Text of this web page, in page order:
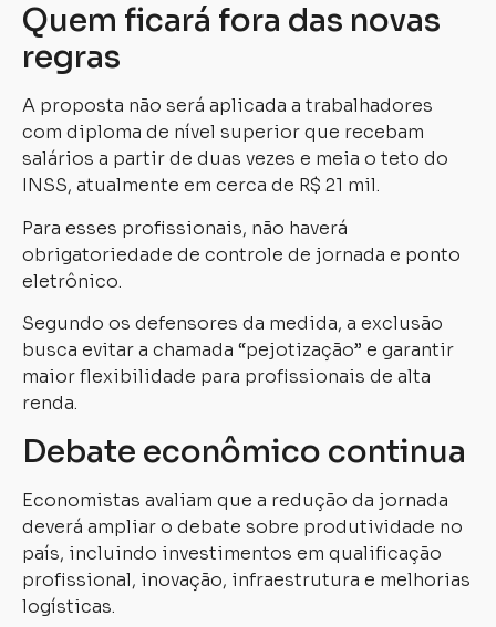
Quem ficará fora das novas
regras
A proposta não será aplicada a trabalhadores
com diploma de nível superior que recebam
salários a partir de duas vezes e meia o teto do
INSS, atualmente em cerca de R$ 21 mil.
Para esses profissionais, não haverá
obrigatoriedade de controle de jornada e ponto
eletrônico.
Segundo os defensores da medida, a exclusão
busca evitar a chamada “pejotização” e garantir
maior flexibilidade para profissionais de alta
renda.
Debate econômico continua
Economistas avaliam que a redução da jornada
deverá ampliar o debate sobre produtividade no
país, incluindo investimentos em qualificação
profissional, inovação, infraestrutura e melhorias
logísticas.